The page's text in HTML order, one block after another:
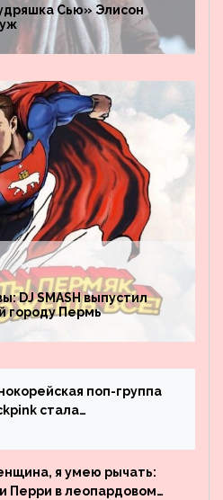
Сью» Элисон
DJ SMASH выпустил
городу Пермь
поп-группа
стала
на YouTube. Они
даже Джастина
я умею рычать:
Перри в леопардовом